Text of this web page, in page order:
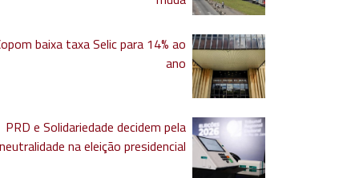
baixa taxa Selic para 14% ao
ano
PRD e Solidariedade decidem pela
neutralidade na eleição presidencial